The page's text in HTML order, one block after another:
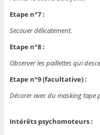
Etape n°7 :
Secouer délicatement.
Etape n°8 :
Observer les paillettes qui
Etape n°9 (facultative) :
Décorer avec du masking tape
Intérêts psychomoteurs :